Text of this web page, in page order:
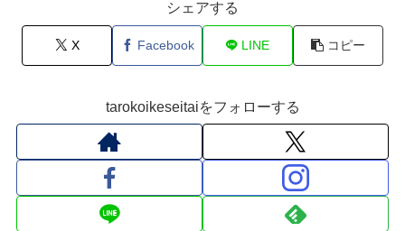
シェアする
X Facebook LINE コピー
tarokoikeseitaiをフォローする